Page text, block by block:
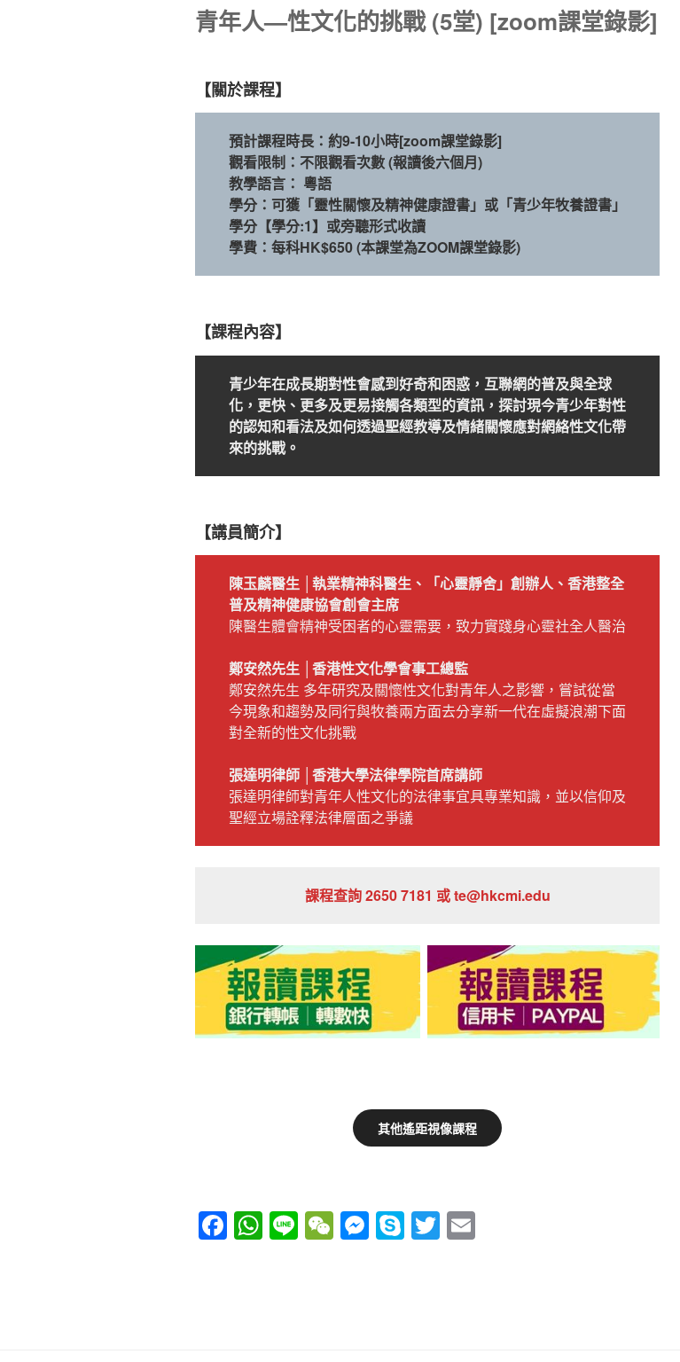
青年人—性文化的挑戰 (5堂) [zoom課堂錄影]
【關於課程】
預計課程時長：約9-10小時[zoom課堂錄影]
觀看限制：不限觀看次數 (報讀後六個月)
教學語言： 粵語
學分：可獲「靈性關懷及精神健康證書」或 「青少年牧養證書」
學分【學分:1】或旁聽形式收讀
學費：每科HK$650(本課堂為ZOOM課堂錄影)
【課程內容】
青少年在成長期對性會感到好奇和困惑，互聯網的普及與全球
化，更快、更多及更易接觸各類型的資訊，探討現今青少年對性
的認知和看法及如何透過聖經教導及情緒關懷應對網絡性文化帶
來的挑戰。
【講員簡介】
陳玉麟醫生 │執業精神科醫生、「心靈靜舍」創辦人、香港整全
普及精神健康協會創會主席
陳醫生體會精神受困者的心靈需要，致力實踐身心靈社全人醫治
鄭安然先生 │香港性文化學會事工總監
鄭安然先生 多年研究及關懷性文化對青年人之影響，嘗試從當
今現象和趨勢及同行與牧養兩方面去分享新一代在虛擬浪潮下面
對全新的性文化挑戰
張達明律師 │香港大學法律學院首席講師
張達明律師對青年人性文化的法律事宜具專業知識，並以信仰及
聖經立場詮釋法律層面之爭議
課程查詢 2650 7181 或 te@hkcmi.edu
其他遙距視像課程
F W Li W M S T